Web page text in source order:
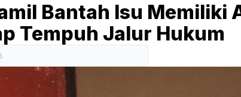
Bantah Isu Memiliki
Tempuh Jalur Hukum